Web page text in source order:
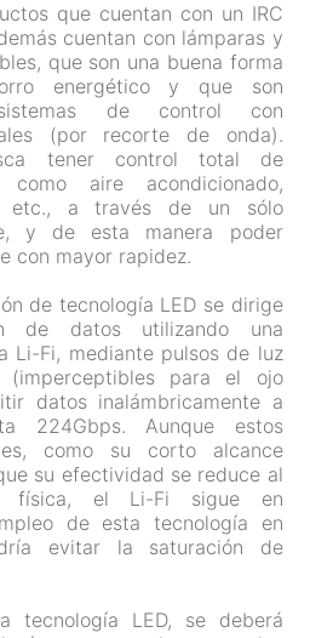
que cuentan con un IRC
cuentan con lámparas y
que son una buena forma
energético y que son
de control con
(por recorte de onda).
tener control total de
como aire acondicionado,
etc., a través de un sólo
y de esta manera poder
con mayor rapidez.
de tecnología LED se dirige
de datos utilizando una
Li-Fi, mediante pulsos de luz
para el ojo
datos inalámbricamente a
224Gbps. Aunque estos
como su corto alcance
su efectividad se reduce al
física, el Li-Fi sigue en
de esta tecnología en
evitar la saturación de
tecnología LED, se deberá